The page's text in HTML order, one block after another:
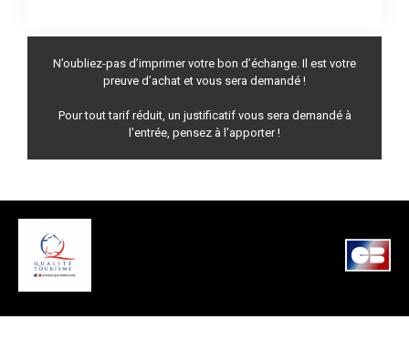
N’oubliez-pas d’imprimer votre bon d’échange. Il est votre
preuve d’achat et vous sera demandé !
Pour tout tarif réduit, un justificatif vous sera demandé à
l'entrée, pensez à l'apporter !